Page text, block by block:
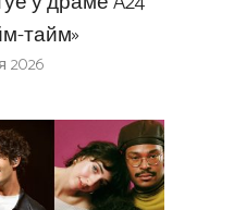
тайм»
2026